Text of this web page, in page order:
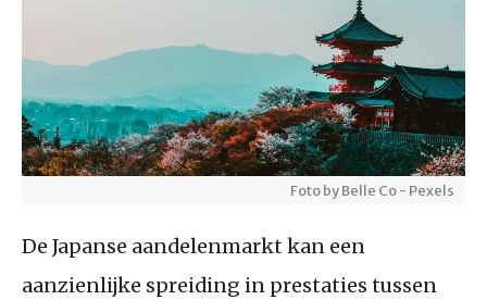
Foto by Belle Co - Pexels
De Japanse aandelenmarkt kan een
aanzienlijke spreiding in prestaties tussen